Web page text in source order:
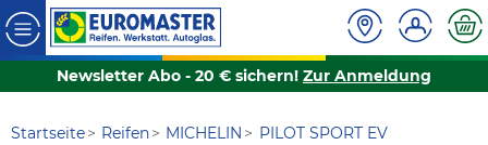
Newsletter Abo - 20 € sichern! Zur Anmeldung
Startseite Reifen MICHELIN
PILOT SPORT EV